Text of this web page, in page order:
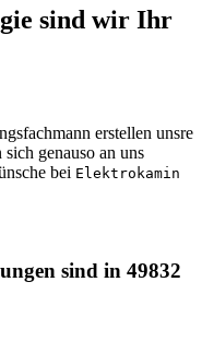
sind wir Ihr
erstellen unsre
genauso an uns
bei Elektrokamin
sind in 49832